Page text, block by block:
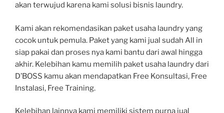
akan terwujud karena kami solusi bisnis laundry.
Kami akan rekomendasikan paket usaha laundry yang
cocok untuk pemula. Paket yang kami jual sudah All in
siap pakai dan proses nya kami bantu dari awal hingga
akhir. Kelebihan kamu memilih paket usaha laundry dari
D’BOSS kamu akan mendapatkan Free Konsultasi, Free
Instalasi, Free Training.